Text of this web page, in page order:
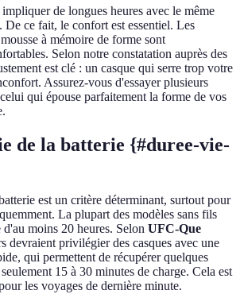
de longues heures avec le même
De ce fait, le confort est essentiel. Les
à mémoire de forme sont
Selon notre constatation auprès des
est clé : un casque qui serre trop votre
Assurez-vous d'essayer plusieurs
qui épouse parfaitement la forme de vos
de la batterie {#duree-vie-
est un critère déterminant, surtout pour
La plupart des modèles sans fils
moins 20 heures. Selon UFC-Que
devraient privilégier des casques avec une
qui permettent de récupérer quelques
15 à 30 minutes de charge. Cela est
les voyages de dernière minute.